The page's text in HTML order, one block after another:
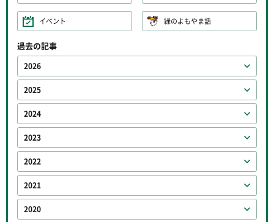
イベント 緑のよもやま話
過去の記事
2026
2025
2024
2023
2022
2021
2020